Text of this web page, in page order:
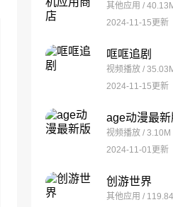
其他应用 /
2024-11-15更新
哐哐追剧
视频播放 /
2024-11-15更新
age动漫最新
视频播放 / 3.10M
2024-11-01更新
创游世界
其他应用 /